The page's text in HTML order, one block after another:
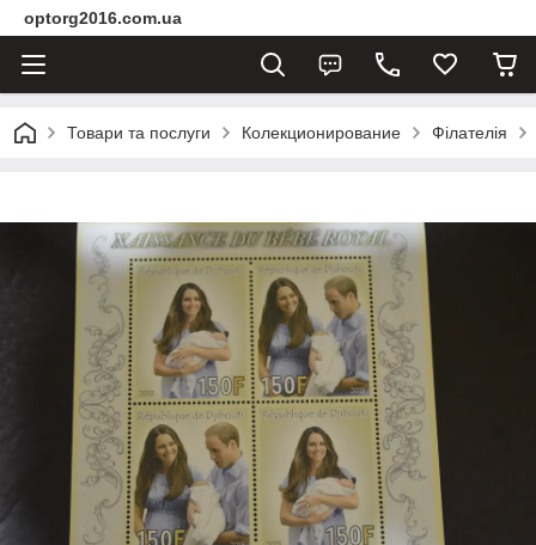
optorg2016.com.ua
Товари та послуги Колекционирование Філателія